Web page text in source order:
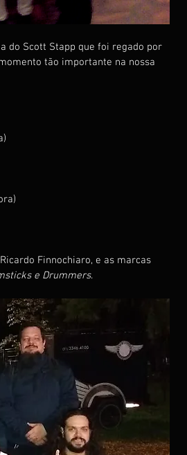
do Scott Stapp que foi regado por
tão importante na nossa
Finnochiaro, e as marcas
e Drummers.